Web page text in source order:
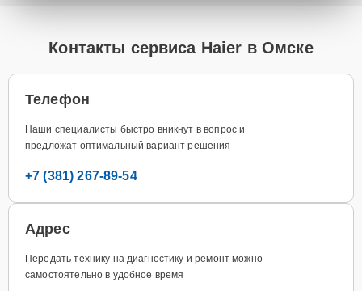
Контакты сервиса Haier в Омске
Телефон
Наши специалисты быстро вникнут в вопрос и
предложат оптимальный вариант решения
+7 (381) 267-89-54
Адрес
Передать технику на диагностику и ремонт можно
самостоятельно в удобное время